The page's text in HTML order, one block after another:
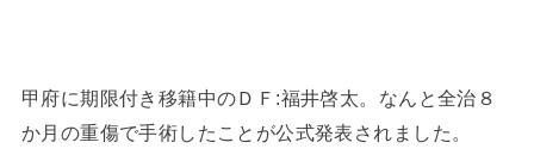
甲府に期限付き移籍中のＤＦ:福井啓太。なんと全治８
か月の重傷で手術したことが公式発表されました。